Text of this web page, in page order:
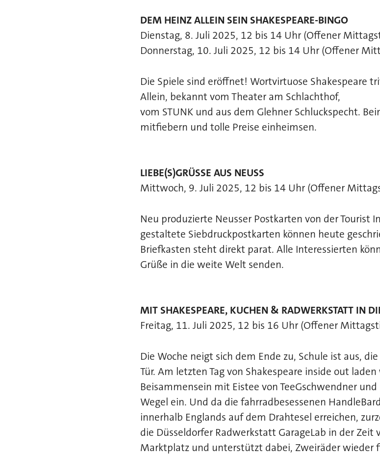
DEM HEINZ ALLEIN SEIN SHAKESPEARE-BINGO
Dienstag, 8. Juli 2025, 12 bis 14 Uhr (Offener
Donnerstag, 10. Juli 2025, 12 bis 14 Uhr (Offener
Die Spiele sind eröffnet! Wortvirtuose Shakespeare
Allein, bekannt vom Theater am Schlachthof,
vom STUNK und aus dem Glehner Schluckspecht.
mitfiebern und tolle Preise einheimsen.
LIEBE(S)GRÜSSE AUS NEUSS
Mittwoch, 9. Juli 2025, 12 bis 14 Uhr (Offener
Neu produzierte Neusser Postkarten von der Tourist
gestaltete Siebdruckpostkarten können heute
Briefkasten steht direkt parat. Alle Interessierten
Grüße in die weite Welt senden.
MIT SHAKESPEARE, KUCHEN & RADWERKSTATT IN
Freitag, 11. Juli 2025, 12 bis 16 Uhr (Offener
Die Woche neigt sich dem Ende zu, Schule ist aus,
Tür. Am letzten Tag von Shakespeare inside out
Beisammensein mit Eistee von TeeGschwendner
Wegel ein. Und da die fahrradbesessenen
innerhalb Englands auf dem Drahtesel erreichen,
die Düsseldorfer Radwerkstatt GarageLab in der Zeit
Marktplatz und unterstützt dabei, Zweiräder wieder